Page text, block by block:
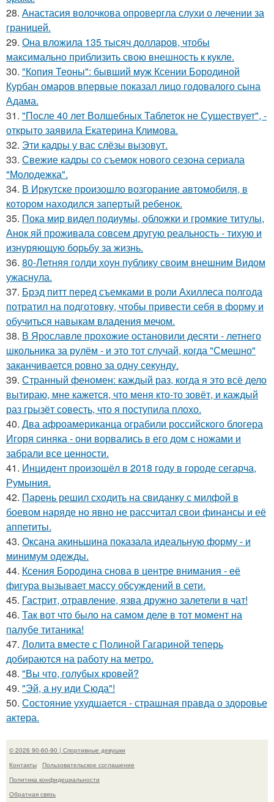
28. Анастасия волочкова опровергла слухи о лечении за
границей.
29. Она вложила 135 тысяч долларов, чтобы
максимально приблизить свою внешность к кукле.
30. "Копия Теоны": бывший муж Ксении Бородиной
Курбан омаров впервые показал лицо годовалого сына
Адама.
31. "После 40 лет Волшебных Таблеток не Существует", -
открыто заявила Екатерина Климова.
32. Эти кадры у вас слёзы вызовут.
33. Свежие кадры со съемок нового сезона сериала
"Молодежка".
34. В Иркутске произошло возгорание автомобиля, в
котором находился запертый ребенок.
35. Пока мир видел подиумы, обложки и громкие титулы,
Анок яй проживала совсем другую реальность - тихую и
изнуряющую борьбу за жизнь.
36. 80-Летняя голди хоун публику своим внешним Видом
ужаснула.
37. Брэд питт перед съемками в роли Ахиллеса полгода
потратил на подготовку, чтобы привести себя в форму и
обучиться навыкам владения мечом.
38. В Ярославле прохожие остановили десяти - летнего
школьника за рулём - и это тот случай, когда "Смешно"
заканчивается ровно за одну секунду.
39. Странный феномен: каждый раз, когда я это всё дело
вытираю, мне кажется, что меня кто-то зовёт, и каждый
раз грызёт совесть, что я поступила плохо.
40. Два афроамериканца ограбили российского блогера
Игоря синяка - они ворвались в его дом с ножами и
забрали все ценности.
41. Инцидент произошёл в 2018 году в городе сегарча,
Румыния.
42. Парень решил сходить на свиданку с милфой в
боевом наряде но явно не рассчитал свои финансы и её
аппетиты.
43. Оксана акиньшина показала идеальную форму - и
минимум одежды.
44. Ксения Бородина снова в центре внимания - её
фигура вызывает массу обсуждений в сети.
45. Гастрит, отравление, язва дружно залетели в чат!
46. Так вот что было на самом деле в тот момент на
палубе титаника!
47. Лолита вместе с Полиной Гагариной теперь
добираются на работу на метро.
48. "Вы что, голубых кровей?
49. "Эй, а ну иди Сюда"!
50. Состояние ухудшается - страшная правда о здоровье
актера.
© 2026 90-60-90 | Спортивные девушки
Контакты
Пользовательское соглашение
Политика конфидециальности
Обратная связь